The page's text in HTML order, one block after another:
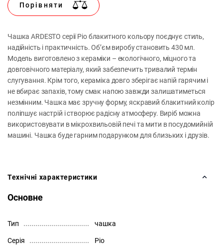
Порівняти
Чашка ARDESTO серії Pio блакитного кольору поєднує стиль,
надійність і практичність. Об’єм виробу становить 430 мл.
Модель виготовлено з кераміки – екологічного, міцного та
довговічного матеріалу, який забезпечить тривалий термін
слугування. Крім того, кераміка довго зберігає напій гарячим і
не вбирає запахів, тому смак напою завжди залишатиметься
незмінним. Чашка має зручну форму, яскравий блакитний колір
поліпшує настрій і створює радісну атмосферу. Виріб можна
використовувати в мікрохвильовій печі та мити в посудомийній
машині. Чашка буде гарним подарунком для близьких і друзів.
Технічні характеристики
Основне
Тип чашка
Серія Pio